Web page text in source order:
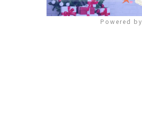
Powered by